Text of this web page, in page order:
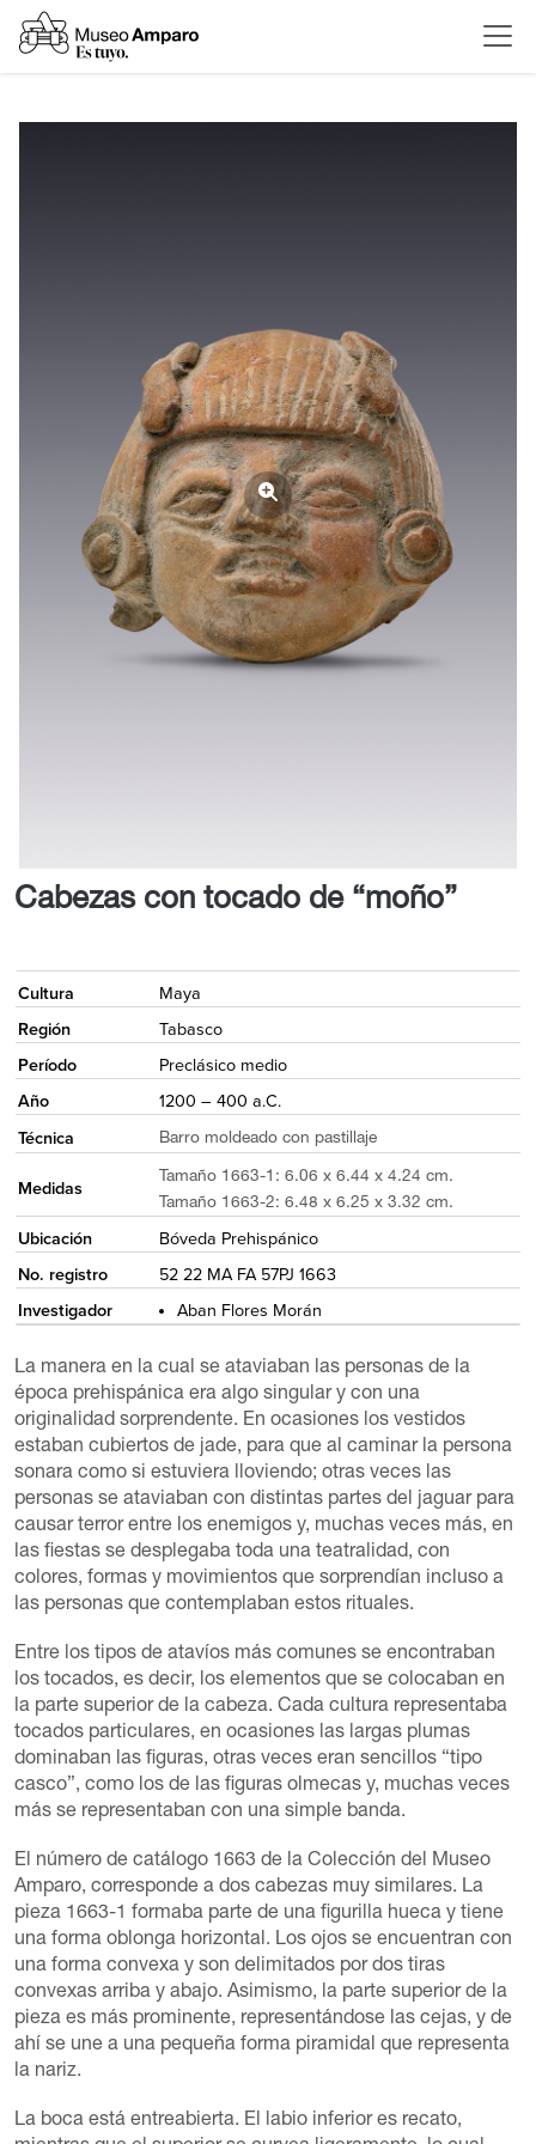
Cabezas con tocado de “moño”
Cultura
Maya
Región
Tabasco
Período
Preclásico medio
Año
1200 – 400 a.C.
Técnica
Barro moldeado con pastillaje
Medidas
Tamaño 1663-1: 6.06 x 6.44 x 4.24 cm.
Tamaño 1663-2: 6.48 x 6.25 x 3.32 cm.
Ubicación
Bóveda Prehispánico
No. registro
52 22 MA FA 57PJ 1663
Investigador
Aban Flores Morán
La manera en la cual se ataviaban las personas de la
época prehispánica era algo singular y con una
originalidad sorprendente. En ocasiones los vestidos
estaban cubiertos de jade, para que al caminar la persona
sonara como si estuviera lloviendo; otras veces las
personas se ataviaban con distintas partes del jaguar para
causar terror entre los enemigos y, muchas veces más, en
las fiestas se desplegaba toda una teatralidad, con
colores, formas y movimientos que sorprendían incluso a
las personas que contemplaban estos rituales.
Entre los tipos de atavíos más comunes se encontraban
los tocados, es decir, los elementos que se colocaban en
la parte superior de la cabeza. Cada cultura representaba
tocados particulares, en ocasiones las largas plumas
dominaban las figuras, otras veces eran sencillos “tipo
casco”, como los de las figuras olmecas y, muchas veces
más se representaban con una simple banda.
El número de catálogo 1663 de la Colección del Museo
Amparo, corresponde a dos cabezas muy similares. La
pieza 1663-1 formaba parte de una figurilla hueca y tiene
una forma oblonga horizontal. Los ojos se encuentran con
una forma convexa y son delimitados por dos tiras
convexas arriba y abajo. Asimismo, la parte superior de la
pieza es más prominente, representándose las cejas, y de
ahí se une a una pequeña forma piramidal que representa
la nariz.
La boca está entreabierta. El labio inferior es recato,